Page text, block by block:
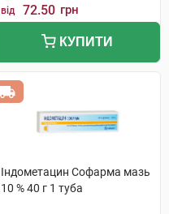
від 72.50 грн
КУПИТИ
Індометацин Софарма мазь
10 % 40 г 1 туба